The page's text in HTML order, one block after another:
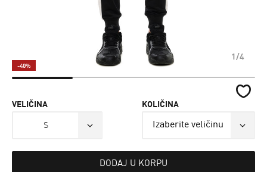
1/4
-40%
VELIČINA
S
KOLIČINA
DODAJ U KORPU